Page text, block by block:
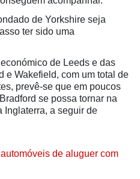
de Yorkshire seja
ter sido uma
de Leeds e das
e Wakefield, com um total de
prevê-se que em poucos
se possa tornar na
Inglaterra, a seguir de
de aluguer com